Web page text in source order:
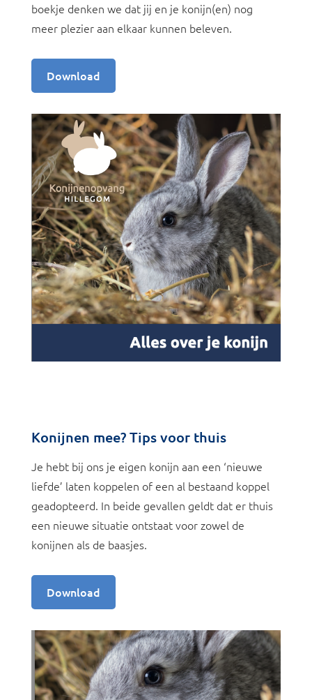
boekje denken we dat jij en je konijn(en) nog
meer plezier aan elkaar kunnen beleven.
Download
Konijnen mee? Tips voor thuis
Je hebt bij ons je eigen konijn aan een ‘nieuwe
liefde’ laten koppelen of een al bestaand koppel
geadopteerd. In beide gevallen geldt dat er thuis
een nieuwe situatie ontstaat voor zowel de
konijnen als de baasjes.
Download